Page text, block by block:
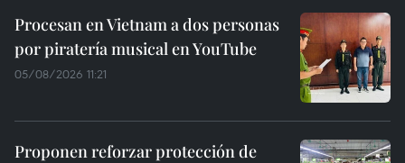
Procesan en Vietnam a dos personas
por piratería musical en YouTube
05/08/2026 11:21
Proponen reforzar protección de